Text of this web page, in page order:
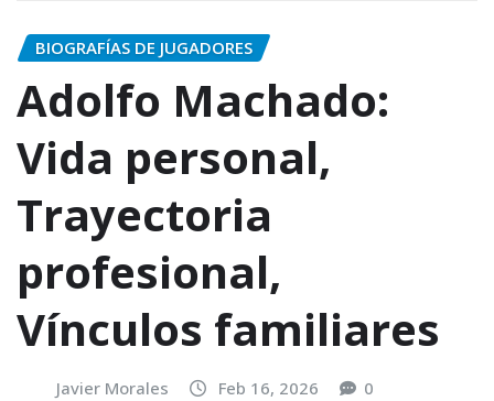
BIOGRAFÍAS DE JUGADORES
Adolfo Machado:
Vida personal,
Trayectoria
profesional,
Vínculos familiares
Javier Morales Feb 16, 2026 0